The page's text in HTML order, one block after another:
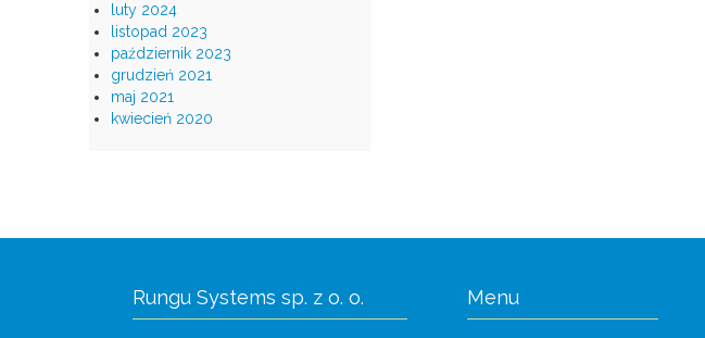
luty 2024
listopad 2023
październik 2023
grudzień 2021
maj 2021
kwiecień 2020
Rungu Systems sp. z o. o. Menu